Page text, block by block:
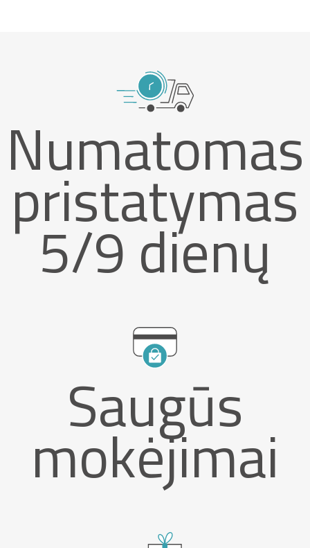
Numatomas
pristatymas
5/9 dienų
Saugūs
mokėjimai